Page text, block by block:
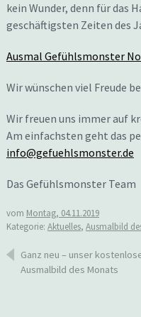
kein Wunder, denn für das
geschäftigsten Zeiten des
Ausmal Gefühlsmonster
Wir wünschen viel Freude
Wir freuen uns immer auf
Am einfachsten geht das
info@gefuehlsmonster.de
Das Gefühlsmonster Team
vom Montag, 04.11.2019
Kategorie: Aktuelles, Ausmalbild
Beitragsnavigation
Ganz neu – unser
Ausmalbild des Monats